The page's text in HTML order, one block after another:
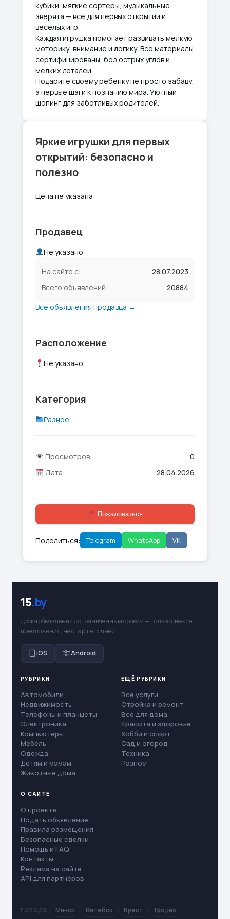
кубики, мягкие сортеры, музыкальные
зверята — всё для первых открытий и
весёлых игр.
Каждая игрушка помогает развивать мелкую
моторику, внимание и логику. Все материалы
сертифицированы, без острых углов и
мелких деталей.
Подарите своему ребёнку не просто забаву,
а первые шаги к познанию мира. Уютный
шопинг для заботливых родителей.
Яркие игрушки для первых
открытий: безопасно и
полезно
Цена не указана
Продавец
Не указано
На сайте с:
28.07.2023
Всего объявлений:
20884
Все объявления продавца →
Расположение
Не указано
Категория
Разное
Просмотров:
0
Дата:
28.04.2026
Пожаловаться
Поделиться: Telegram WhatsApp VK
15.by
Доска объявлений с ограниченным сроком — только свежие
предложения, не старше 15 дней.
iOS Android
РУБРИКИ
Автомобили
Недвижимость
Телефоны и планшеты
Электроника
Компьютеры
Мебель
Одежда
Детям и мамам
Животные дома
ЕЩЁ РУБРИКИ
Все услуги
Стройка и ремонт
Все для дома
Красота и здоровье
Хобби и спорт
Сад и огород
Техника
Разное
О САЙТЕ
О проекте
Подать объявление
Правила размещения
Безопасные сделки
Помощь и FAQ
Контакты
Реклама на сайте
API для партнёров
ГОРОДА Минск Витебск Брест Гродно